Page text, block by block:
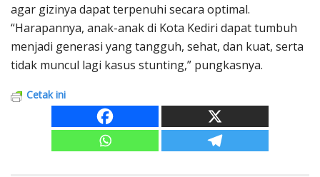
agar gizinya dapat terpenuhi secara optimal.
“Harapannya, anak-anak di Kota Kediri dapat tumbuh
menjadi generasi yang tangguh, sehat, dan kuat, serta
tidak muncul lagi kasus stunting,” pungkasnya.
Cetak ini